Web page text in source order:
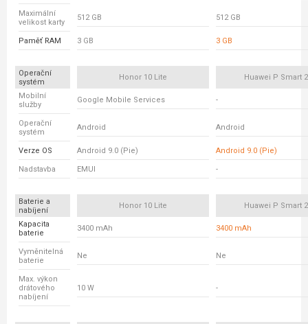
Maximální
velikost karty
512 GB 512 GB
Paměť RAM 3 GB 3 GB
Operační
systém
Honor 10 Lite Huawei P Smart
Mobilní
služby
Google Mobile Services -
Operační
systém
Android Android
Verze OS Android 9.0 (Pie) Android 9.0 (Pie)
Nadstavba EMUI -
Baterie a
nabíjení
Honor 10 Lite Huawei P Smart
Kapacita
baterie
3400 mAh 3400 mAh
Vyměnitelná
baterie
Ne Ne
Max. výkon
drátového
nabíjení
10 W -